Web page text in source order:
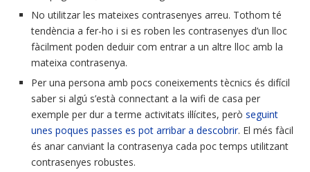
No utilitzar les mateixes contrasenyes arreu. Tothom té
tendència a fer-ho i si es roben les contrasenyes d’un lloc
fàcilment poden deduir com entrar a un altre lloc amb la
mateixa contrasenya.
Per una persona amb pocs coneixements tècnics és difícil
saber si algú s’està connectant a la wifi de casa per
exemple per dur a terme activitats il·lícites, però seguint
unes poques passes es pot arribar a descobrir. El més fàcil
és anar canviant la contrasenya cada poc temps utilitzant
contrasenyes robustes.